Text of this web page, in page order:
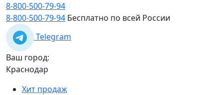
8-800-500-79-94
8-800-500-79-94 Бесплатно по всей России
Telegram
Ваш город:
Краснодар
Хит продаж